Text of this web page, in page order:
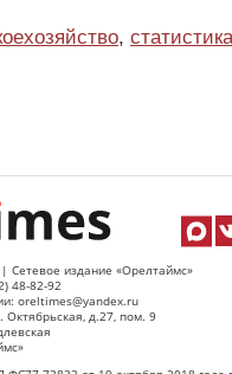
, статистика
| Сетевое издание «Орелтаймс»
48-82-92
oreltimes@yandex.ru
Октябрьская, д.27, пом. 9